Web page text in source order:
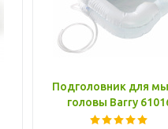
Подголовник для
головы Barry